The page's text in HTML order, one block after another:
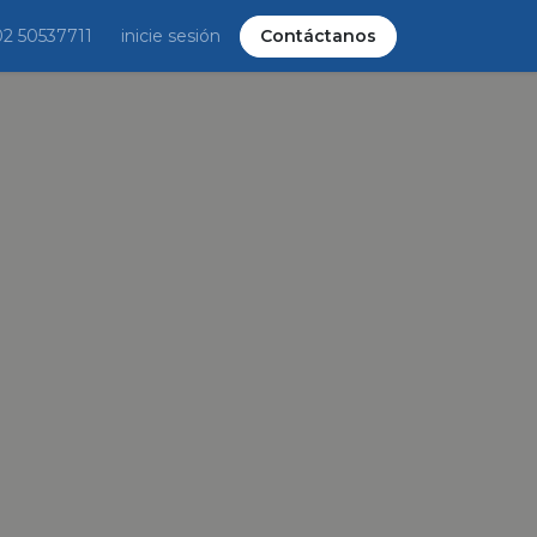
50537711 inicie sesión Contáctanos